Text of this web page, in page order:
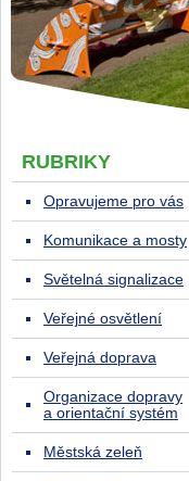
RUBRIKY
Opravujeme pro vás
Komunikace a mosty
Světelná signalizace
Veřejné osvětlení
Veřejná doprava
Organizace dopravy
a orientační systém
Městská zeleň